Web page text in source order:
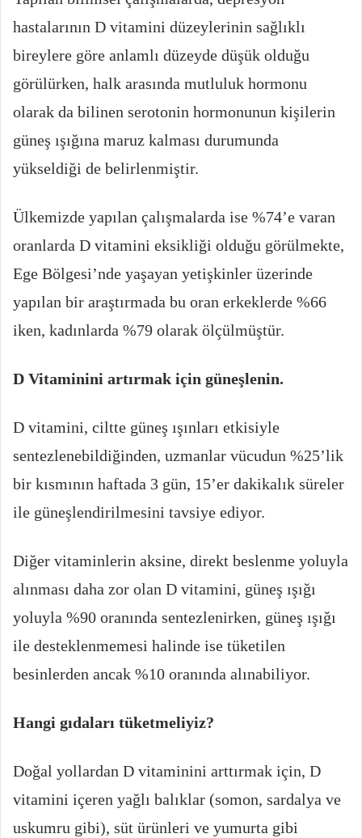
hastalarının D vitamini düzeylerinin sağlıklı
bireylere göre anlamlı düzeyde düşük olduğu
görülürken, halk arasında mutluluk hormonu
olarak da bilinen serotonin hormonunun kişilerin
güneş ışığına maruz kalması durumunda
yükseldiği de belirlenmiştir.
Ülkemizde yapılan çalışmalarda ise %74’e varan
oranlarda D vitamini eksikliği olduğu görülmekte,
Ege Bölgesi’nde yaşayan yetişkinler üzerinde
yapılan bir araştırmada bu oran erkeklerde %66
iken, kadınlarda %79 olarak ölçülmüştür.
D Vitaminini artırmak için güneşlenin.
D vitamini, ciltte güneş ışınları etkisiyle
sentezlenebildiğinden, uzmanlar vücudun %25’lik
bir kısmının haftada 3 gün, 15’er dakikalık süreler
ile güneşlendirilmesini tavsiye ediyor.
Diğer vitaminlerin aksine, direkt beslenme yoluyla
alınması daha zor olan D vitamini, güneş ışığı
yoluyla %90 oranında sentezlenirken, güneş ışığı
ile desteklenmemesi halinde ise tüketilen
besinlerden ancak %10 oranında alınabiliyor.
Hangi gıdaları tüketmeliyiz?
Doğal yollardan D vitaminini arttırmak için, D
vitamini içeren yağlı balıklar (somon, sardalya ve
uskumru gibi), süt ürünleri ve yumurta gibi